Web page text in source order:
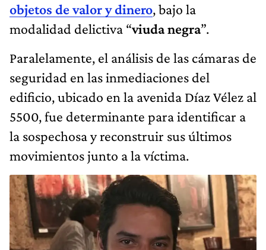
objetos de valor y dinero, bajo la
modalidad delictiva “viuda negra”.
Paralelamente, el análisis de las cámaras de
seguridad en las inmediaciones del
edificio, ubicado en la avenida Díaz Vélez al
5500, fue determinante para identificar a
la sospechosa y reconstruir sus últimos
movimientos junto a la víctima.